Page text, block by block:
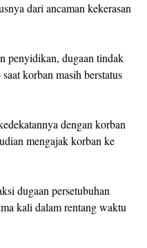
dari ancaman kekerasan
penyidikan, dugaan tindak
korban masih berstatus
dengan korban
mengajak korban ke
dugaan persetubuhan
kali dalam rentang waktu